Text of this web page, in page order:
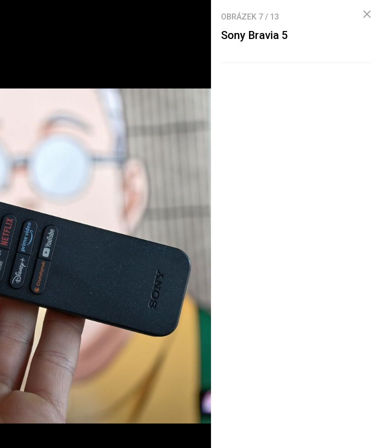
OBRÁZEK 7 / 13
Sony Bravia 5